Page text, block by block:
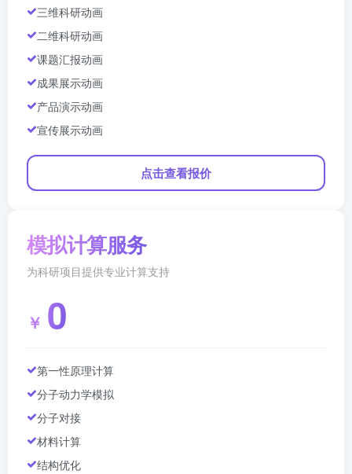
三维科研动画
二维科研动画
课题汇报动画
成果展示动画
产品演示动画
宣传展示动画
点击查看报价
模拟计算服务
为科研项目提供专业计算支持
￥ 0
第一性原理计算
分子动力学模拟
分子对接
材料计算
结构优化